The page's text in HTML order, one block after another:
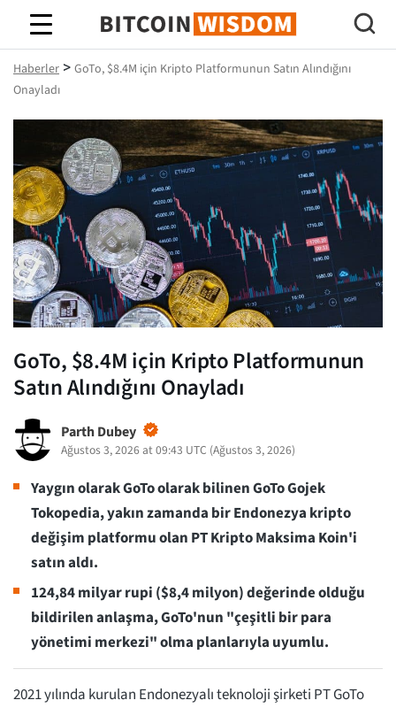
Bitcoin Bilgeliği
Haberler > GoTo, $8.4M için Kripto Platformunun Satın Alındığını
Onayladı
GoTo, $8.4M için Kripto Platformunun
Satın Alındığını Onayladı
Parth Dubey
Ağustos 3, 2026 at 09:43 UTC (Ağustos 3, 2026)
Yaygın olarak GoTo olarak bilinen GoTo Gojek
Tokopedia, yakın zamanda bir Endonezya kripto
değişim platformu olan PT Kripto Maksima Koin'i
satın aldı.
124,84 milyar rupi ($8,4 milyon) değerinde olduğu
bildirilen anlaşma, GoTo'nun "çeşitli bir para
yönetimi merkezi" olma planlarıyla uyumlu.
2021 yılında kurulan Endonezyalı teknoloji şirketi PT GoTo